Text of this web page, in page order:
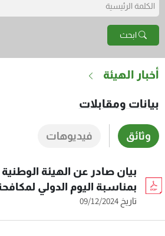
ابحث
أخبار الهيئة
بيانات ومقابلات
وثائق فيديوهات
بيان صادر عن الهيئة
بمناسبة اليوم الدولي
تاريخ 09/12/2024